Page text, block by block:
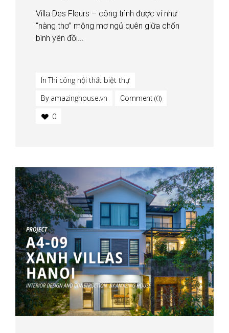
Villa Des Fleurs – công trình được ví như
“nàng thơ” mộng mơ ngủ quên giữa chốn
bình yên đồi...
InThi công nội thất biệt thự
By amazinghouse.vn Comment (0)
0